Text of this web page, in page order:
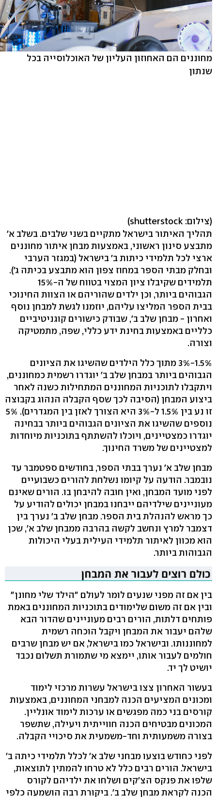
מחוננים הם האחוזון העליון של האוכלוסייה בכל
שנתון
(צילום: shutterstock)
תהליך האיתור בישראל מתקיים בשני שלבים. בשלב א'
מתבצע סינון ראשוני, באמצעות מבחן איתור מחוננים
ארצי לכל תלמידי כיתות ב' בישראל (במגזר הערבי
ובחלק מבתי הספר במחוז צפון הוא מתבצע בכיתה ג').
תלמידים שקיבלו ציון המצוי בטווח של ה-15%
הגבוהים ביותר, וכן ילדים שהוריהם או הצוות החינוכי
בבית הספר המליצו עליהם, יוזמנו לגשת למבחן נוסף
ואחרון - מבחן שלב ב', שבודק כישורים קוגניטיביים
כלליים באמצעות בחינת ידע כללי, שפה, מתמטיקה
וצורה.
1.5%-3% מתוך כלל הילדים שהשיגו את הציונים
הגבוהים ביותר במבחן שלב ב' יוגדרו רשמית כמחוננים,
ויתקבלו לתוכניות המחוננים המתחילות כשנה לאחר
ביצוע המבחן (הסיבה לכך שסף הקבלה הנהוג בקבוצה
זו נע בין 1.5% ל-3% היא הצורך לאזן בין המגדרים). 5%
נוספים שהשיגו את הציונים הגבוהים ביותר בבחינה
יוגדרו כמצטיינים, ויוכלו להשתתף בתוכניות מיוחדות
למצטיינים של משרד החינוך.
מבחן שלב א' נערך בבתי הספר, בחודשים ספטמבר עד
נובמבר. הודעה על קיומו נשלחת להורים כשבועיים
לפני מועד המבחן, ואין חובה להיבחן בו. הורים שאינם
מעוניינים שילדיהם ייבחנו במבחן יכולים להודיע על
כך מראש להנהלת בית הספר. מבחן שלב ב' נערך בין
דצמבר למרץ ונחשב לקשה בהרבה ממבחן שלב א', שכן
הוא מכוון לאיתור תלמידי העילית בעלי היכולות
הגבוהות ביותר.
בין אם זה מפני שנעים לומר לעולם "הילד שלי מחונן"
ובין אם זה משום שלימודים בתוכניות המחוננים באמת
פותחים דלתות, הורים רבים מעוניינים שהדור הבא
שלהם יעבור את המבחן ויקבל הוכחה רשמית
למחוננותו. ובישראל כמו בישראל, אם יש מבחן שרבים
חולמים לעבור אותו, יימצא מי שתמורת תשלום נכבד
יושיט לך יד.
בעשור האחרון צצו בישראל עשרות מרכזי לימוד
ומכונים המציעים הכנה למבחני המחוננים, באמצעות
קורסים בני כמה מפגשים או ערכות לימוד אונליין.
המכונים מבטיחים הכנה חווייתית ויעילה, שתשפר
בצורה משמעותית וחד-משמעית את סיכויי הקבלה.
לפני כחודש בוצעו מבחני שלב א' לכלל תלמידי כיתה ב'
בישראל. הורים רבים כלל לא טרחו להמתין לתוצאות,
שלפו את פנקס הצ'קים ושלחו את ילדיהם לקורס
הכנה לקראת מבחן שלב ב'. ביקורת רבה הושמעה כלפי